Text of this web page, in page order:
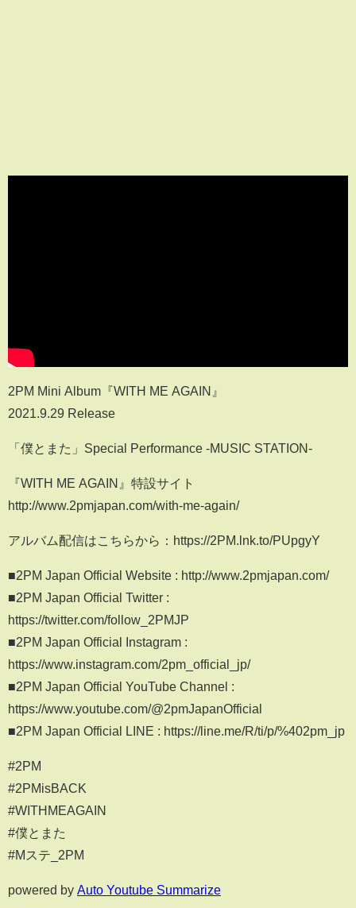
2PM Mini Album『WITH ME AGAIN』
2021.9.29 Release
「僕とまた」Special Performance -MUSIC STATION-
『WITH ME AGAIN』特設サイト
http://www.2pmjapan.com/with-me-again/
アルバム配信はこちらから：https://2PM.lnk.to/PUpgyY
■2PM Japan Official Website : http://www.2pmjapan.com/
■2PM Japan Official Twitter :
https://twitter.com/follow_2PMJP
■2PM Japan Official Instagram :
https://www.instagram.com/2pm_official_jp/
■2PM Japan Official YouTube Channel :
https://www.youtube.com/@2pmJapanOfficial
■2PM Japan Official LINE : https://line.me/R/ti/p/%402pm_jp
#2PM
#2PMisBACK
#WITHMEAGAIN
#僕とまた
#Mステ_2PM
powered by Auto Youtube Summarize